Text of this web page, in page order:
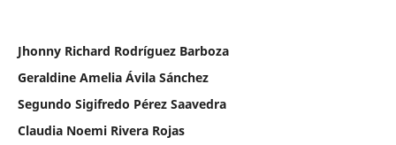
Jhonny Richard Rodríguez Barboza
Geraldine Amelia Ávila Sánchez
Segundo Sigifredo Pérez Saavedra
Claudia Noemi Rivera Rojas